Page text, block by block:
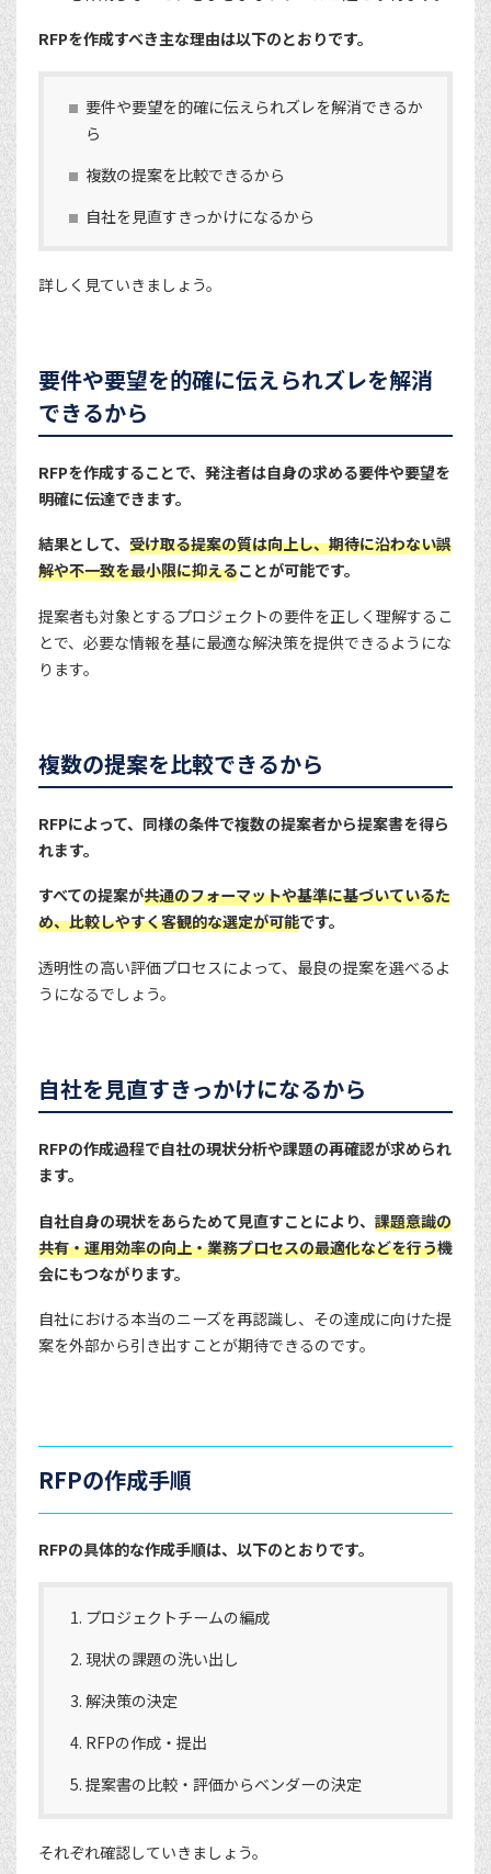
RFPを作成すべき主な理由は以下のとおりです。
要件や要望を的確に伝えられズレを解消できるか
ら
複数の提案を比較できるから
自社を見直すきっかけになるから
詳しく見ていきましょう。
要件や要望を的確に伝えられズレを解消
できるから
RFPを作成することで、発注者は自身の求める要件や要望を
明確に伝達できます。
結果として、 受け取る提案の質は向上し、期待に沿わない誤
解や不一致を最小限に抑えることが可能です。
提案者も対象とするプロジェクトの要件を正しく理解するこ
とで、必要な情報を基に最適な解決策を提供できるようにな
ります。
複数の提案を比較できるから
RFPによって、同様の条件で複数の提案者から提案書を得ら
れます。
すべての提案が共通のフォーマットや基準に基づいているた
め、比較しやすく客観的な選定が可能です。
透明性の高い評価プロセスによって、最良の提案を選べるよ
うになるでしょう。
自社を見直すきっかけになるから
RFPの作成過程で自社の現状分析や課題の再確認が求められ
ます。
自社自身の現状をあらためて見直すことにより、 課題意識の
共有・運用効率の向上・業務プロセスの最適化などを行う機
会にもつながります。
自社における本当のニーズを再認識し、その達成に向けた提
案を外部から引き出すことが期待できるのです。
RFPの作成手順
RFPの具体的な作成手順は、以下のとおりです。
プロジェクトチームの編成
現状の課題の洗い出し
解決策の決定
RFPの作成・提出
提案書の比較・評価からベンダーの決定
それぞれ確認していきましょう。